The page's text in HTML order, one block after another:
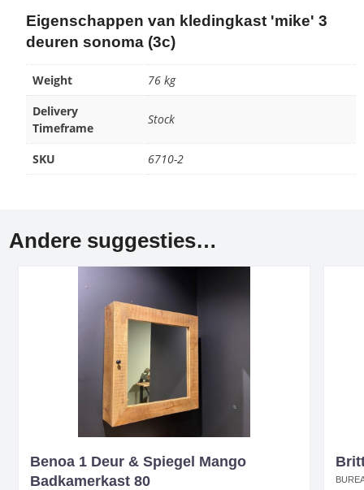
Eigenschappen van kledingkast 'mike' 3
deuren sonoma (3c)
Weight
76 kg
Delivery
Timeframe
Stock
SKU 6710-2
Andere suggesties…
Benoa 1 Deur & Spiegel Mango
Badkamerkast 80